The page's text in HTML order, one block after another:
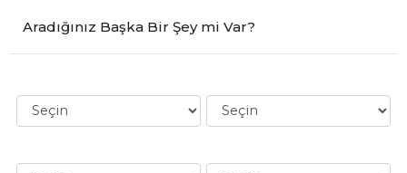
Aradığınız Başka Bir Şey mi Var?